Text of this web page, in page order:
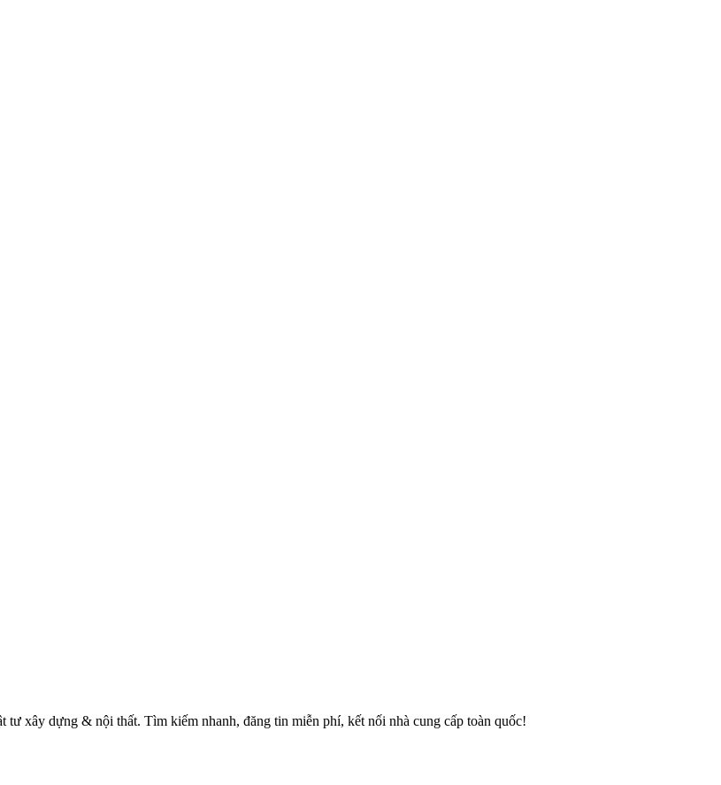
tư xây dựng & nội thất. Tìm kiếm nhanh, đăng tin miễn phí, kết nối nhà cung cấp toàn quốc!